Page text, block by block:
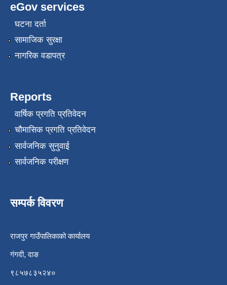
eGov services
घटना दर्ता
सामाजिक सुरक्षा
नागरिक वडापत्र
Reports
वार्षिक प्रगति प्रतिवेदन
चौमासिक प्रगति प्रतिवेदन
सार्वजनिक सुनुवाई
सार्वजनिक परीक्षण
सम्पर्क विवरण
राजपुर गाउँपालिकाको कार्यालय
गंगदी, दाङ
९८५७८३५२४०